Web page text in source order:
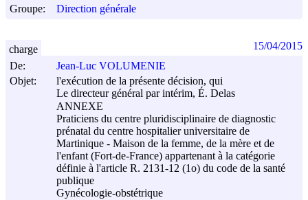
Groupe:
Direction générale
De:
Jean-Luc VOLUMENIE
Objet:
l'exécution de la présente décision, qui
Le directeur général par intérim, É. Delas
ANNEXE
Praticiens du centre pluridisciplinaire de diagnostic
prénatal du centre hospitalier universitaire de
Martinique - Maison de la femme, de la mère et de
l'enfant (Fort-de-France) appartenant à la catégorie
définie à l'article R. 2131-12 (1o) du code de la santé
publique
Gynécologie-obstétrique
charge 15/04/2015